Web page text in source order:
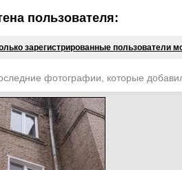
пользователя:
зарегистрированные пользователи
фотографии, которые